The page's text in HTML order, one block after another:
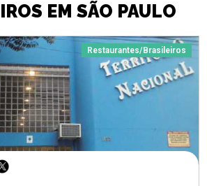
EM SÃO PAULO
Restaurantes/Brasileiros